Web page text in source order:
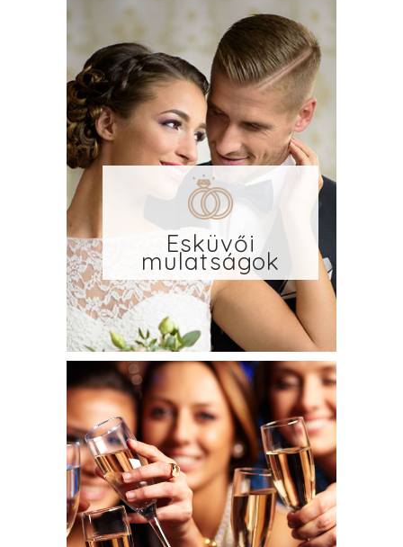
Esküvői
mulatságok